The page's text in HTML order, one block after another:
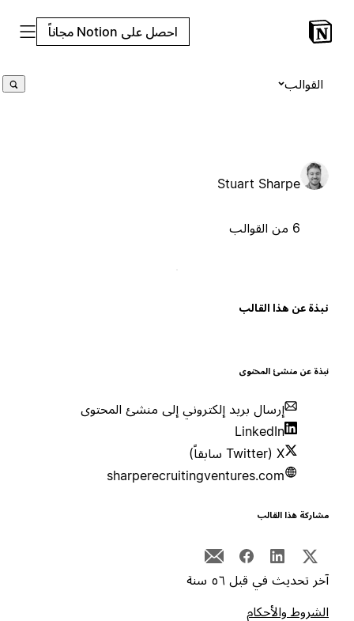
احصل على Notion مجاناً
القوالب
Stuart Sharpe
عن هذا القالب
عن منشئ المحتوى
إرسال بريد إلكتروني إلى منشئ المحتوى
LinkedIn
sharperecruitingventures.com
هذا القالب
تحديث في قبل ٥٦ سنة
والأحكام